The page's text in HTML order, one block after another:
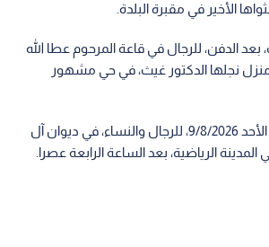
الأخير في مقبرة البلدة.
بعد الدفن، للرجال في قاعة المرحوم عطا الله
منزل نجلها الدكتور غيث، في حي مشهور
كما تقبل التعازي يوم الأحد 9/8/2026، للرجال والنساء، في ديوان آل
الرياضية، بعد الساعة الرابعة عصرا.